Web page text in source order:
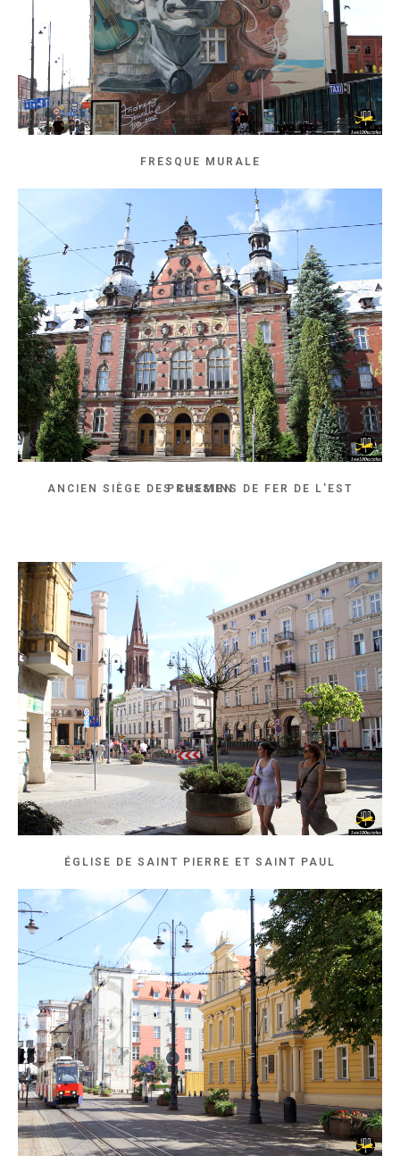
FRESQUE MURALE
ANCIEN SIÈGE DES CHEMINS DE FER DE L'EST PRUSSIEN
ÉGLISE DE SAINT PIERRE ET SAINT PAUL